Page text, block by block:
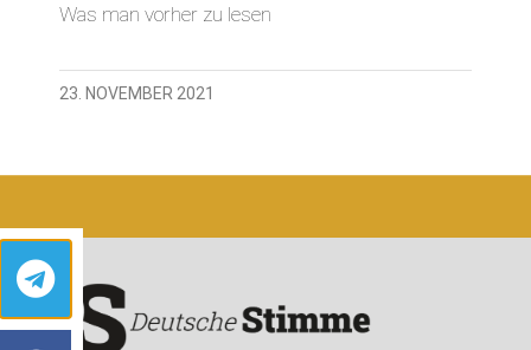
Was man vorher zu lesen
23. NOVEMBER 2021